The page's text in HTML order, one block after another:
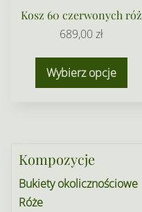
Kosz 60 czerwonych róż
689,00zł
Wybierz opcje
Kompozycje
Bukiety okolicznościowe
Róże